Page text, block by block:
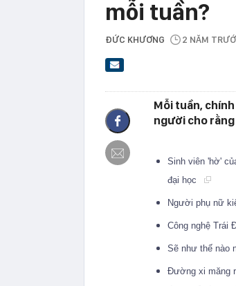
mỗi tuần?
ĐỨC KHƯƠNG 2 NĂM
Mỗi tuần,
người cho
Sinh viên 'hờ'
đại học
Người phụ nữ
Công nghệ Trái
Sẽ như thế nào
Đường xi măng